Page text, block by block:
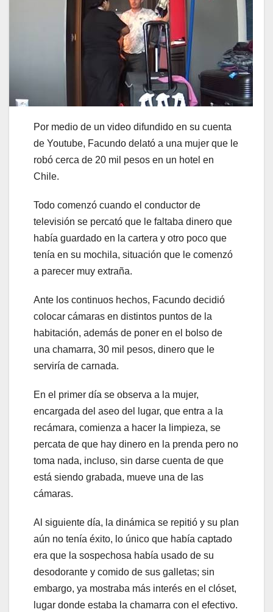
Por medio de un video difundido en su cuenta
de Youtube, Facundo delató a una mujer que le
robó cerca de 20 mil pesos en un hotel en
Chile.
Todo comenzó cuando el conductor de
televisión se percató que le faltaba dinero que
había guardado en la cartera y otro poco que
tenía en su mochila, situación que le comenzó
a parecer muy extraña.
Ante los continuos hechos, Facundo decidió
colocar cámaras en distintos puntos de la
habitación, además de poner en el bolso de
una chamarra, 30 mil pesos, dinero que le
serviría de carnada.
En el primer día se observa a la mujer,
encargada del aseo del lugar, que entra a la
recámara, comienza a hacer la limpieza, se
percata de que hay dinero en la prenda pero no
toma nada, incluso, sin darse cuenta de que
está siendo grabada, mueve una de las
cámaras.
Al siguiente día, la dinámica se repitió y su plan
aún no tenía éxito, lo único que había captado
era que la sospechosa había usado de su
desodorante y comido de sus galletas; sin
embargo, ya mostraba más interés en el clóset,
lugar donde estaba la chamarra con el efectivo.